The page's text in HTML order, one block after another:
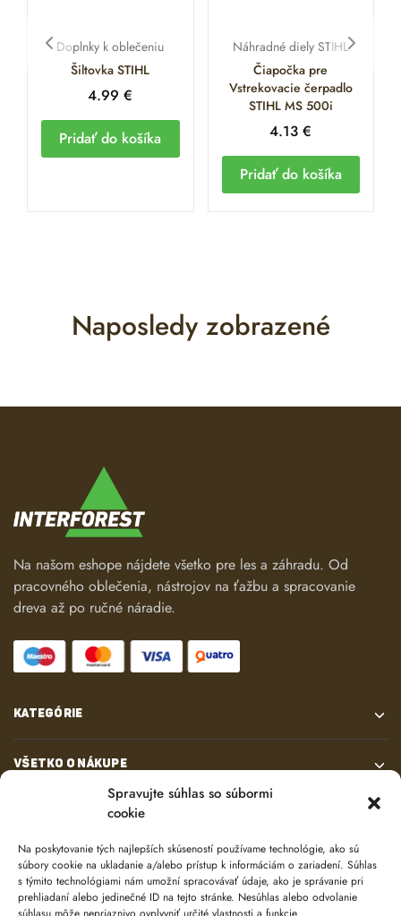
Spravujte súhlas so súbormi
cookie
Na poskytovanie tých najlepších skúseností používame technológie, ako sú
súbory cookie na ukladanie a/alebo prístup k informáciám o zariadení. Súhlas
s týmito technológiami nám umožní spracovávať údaje, ako je správanie pri
prehliadaní alebo jedinečné ID na tejto stránke. Nesúhlas alebo odvolanie
Doplnky k oblečeniu
Šiltovka STIHL
4.99€
Pridať do košíka
Náhradné diely STIHL
Čiapočka pre
Vstrekovacie čerpadlo
STIHL MS 500i
4.13€
Pridať do košíka
Naposledy zobrazené
Na našom eshope nájdete všetko pre les a záhradu. Od
pracovného oblečenia, nástrojov na ťažbu a spracovanie
dreva až po ručné náradie.
KATEGÓRIE
VŠETKO O NÁKUPE